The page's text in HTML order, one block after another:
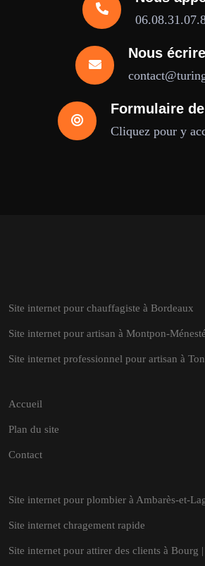
Nous
Formulaire
Cliquez pour y
Site internet pour chauffagiste à Bordeaux
Site internet pour artisan à Montpon-
Site internet professionnel pour artisan à
Accueil
Plan du site
Contact
Site internet pour plombier à Ambarès-et-
Site internet chragement rapide
Site internet pour attirer des clients à Bourg